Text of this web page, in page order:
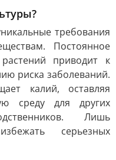
требования
Постоянное
приводит к
риска заболеваний.
калий, оставляя
среду для других
Лишь
серьезных